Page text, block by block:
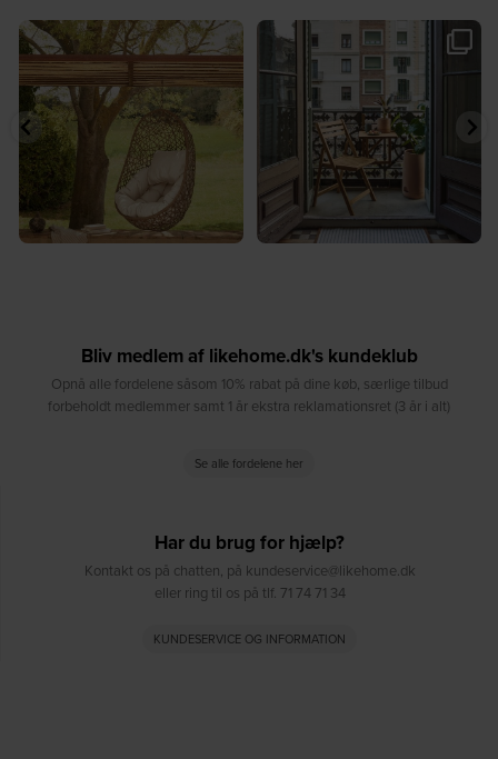
☀️ Find dit yndlingssted denne
sommer⁠
...
6 0
🤍 Rå materialer møder tidløst design⁠
...
7 0
Bliv medlem af likehome.dk's kundeklub
Opnå alle fordelene såsom 10% rabat på dine køb, særlige tilbud
forbeholdt medlemmer samt 1 år ekstra reklamationsret (3 år i alt)
Se alle fordelene her
Har du brug for hjælp?
Kontakt os på chatten, på kundeservice@likehome.dk
eller ring til os på tlf. 71 74 71 34
KUNDESERVICE OG INFORMATION